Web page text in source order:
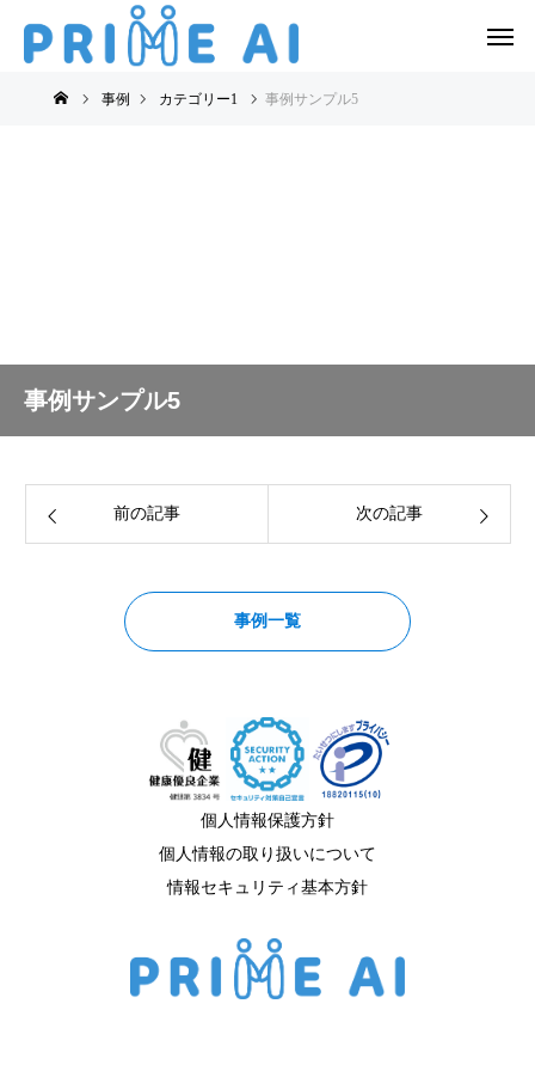
事例 カテゴリー1 事例サンプル5
事例サンプル5
前の記事 次の記事
事例一覧
個人情報保護方針
個人情報の取り扱いについて
情報セキュリティ基本方針